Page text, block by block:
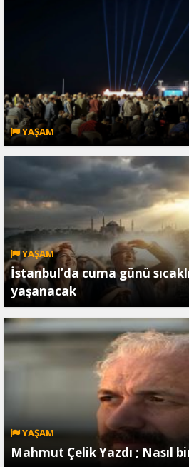
YAŞAM
YAŞAM
İstanbul’da cuma günü
yaşanacak
YAŞAM
Mahmut Çelik Yazdı ; Nasıl